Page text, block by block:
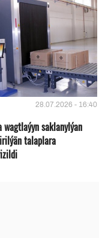
28.07.2026 - 16:40
wagtlaýyn saklanylýan
talaplara